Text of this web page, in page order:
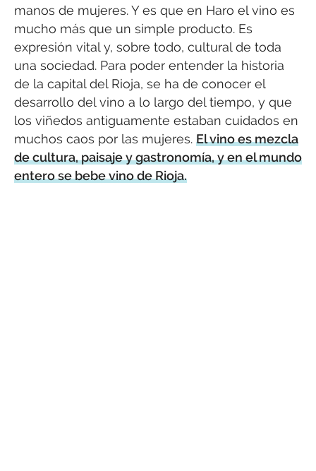
manos de mujeres. Y es que en Haro el vino es
mucho más que un simple producto. Es
expresión vital y, sobre todo, cultural de toda
una sociedad. Para poder entender la historia
de la capital del Rioja, se ha de conocer el
desarrollo del vino a lo largo del tiempo, y que
los viñedos antiguamente estaban cuidados en
muchos caos por las mujeres. El vino es mezcla
de cultura, paisaje y gastronomía, y en el mundo
entero se bebe vino de Rioja.